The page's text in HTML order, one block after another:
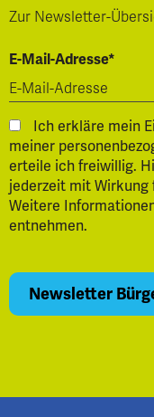
Zur Newsletter-
E-Mail-Adresse*
Ich erkläre mein
meiner
erteile ich freiwillig.
jederzeit mit
Weitere
entnehmen.